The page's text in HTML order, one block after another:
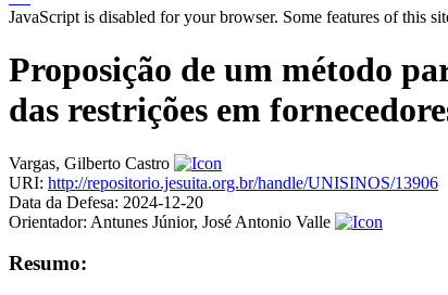
JavaScript is disabled for your browser. Some features of this
Proposição de um método
das restrições em
Vargas, Gilberto Castro
URI: http://repositorio.jesuita.org.br/handle/UNISINOS/13906
Data da Defesa: 2024-12-20
Orientador: Antunes Júnior, José Antonio Valle
Resumo: